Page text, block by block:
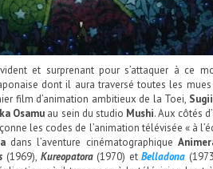
et surprenant pour s’attaquer à ce
dont il aura traversé toutes les
film d’animation ambitieux de la Toei,
Osamu au sein du studio Mushi. Aux côtés
les codes de l’animation télévisée « à
dans l’aventure cinématographique
(1969), Kureopatora (1970) etBelladona